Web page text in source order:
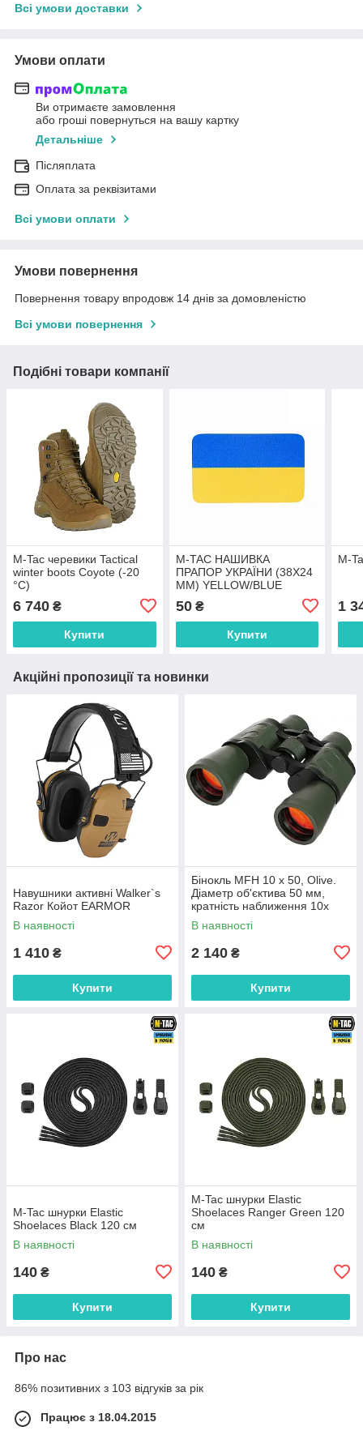
Всі умови доставки
Умови оплати
Ви отримаєте замовлення
або гроші повернуться на вашу картку
Детальніше
Післяплата
Оплата за реквізитами
Всі умови оплати
Умови повернення
Повернення товару впродовж 14 днів за домовленістю
Всі умови повернення
Подібні товари компанії
M-Tac черевики Tactical
winter boots Coyote (-20
°C)
6 740 ₴
Купити
M-TAC НАШИВКА
ПРАПОР УКРАЇНИ (38Х24
ММ) YELLOW/BLUE
50₴
Купити
M-
1
Акційні пропозиції та новинки
Навушники активні Walker`s
Razor Койот EARMOR
В наявності
1 410 ₴
Купити
Бінокль MFH 10 x 50, Olive.
Діаметр об'єктива 50 мм,
кратність наближення 10x
В наявності
2 140 ₴
Купити
M-Tac шнурки Elastic
Shoelaces Black 120 см
В наявності
140 ₴
Купити
M-Tac шнурки Elastic
Shoelaces Ranger Green 120
см
В наявності
140 ₴
Купити
Про нас
86% позитивних з 103 відгуків за рік
Працює з 18.04.2015